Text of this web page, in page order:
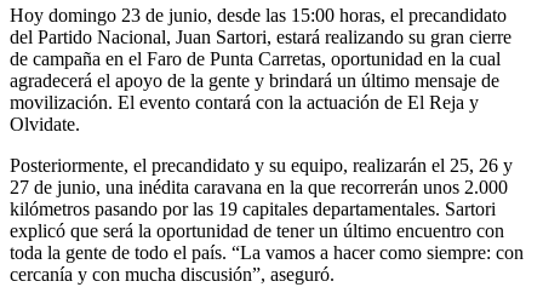
Hoy domingo 23 de junio, desde las 15:00 horas, el precandidato
del Partido Nacional, Juan Sartori, estará realizando su gran cierre
de campaña en el Faro de Punta Carretas, oportunidad en la cual
agradecerá el apoyo de la gente y brindará un último mensaje de
movilización. El evento contará con la actuación de El Reja y
Olvidate.
Posteriormente, el precandidato y su equipo, realizarán el 25, 26 y
27 de junio, una inédita caravana en la que recorrerán unos 2.000
kilómetros pasando por las 19 capitales departamentales. Sartori
explicó que será la oportunidad de tener un último encuentro con
toda la gente de todo el país. “La vamos a hacer como siempre: con
cercanía y con mucha discusión”, aseguró.